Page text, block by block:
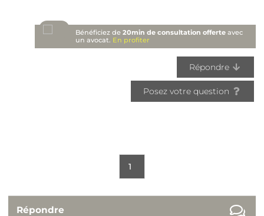
Bénéficiez de20min de consultation offerte avec
un avocat. En profiter
Répondre
Posez votre question
1
Répondre